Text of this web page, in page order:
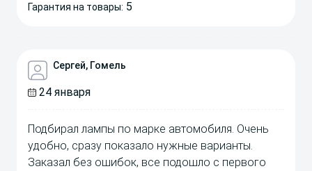
Гарантия на товары: 5
Сергей, Гомель
24 января
Подбирал лампы по марке автомобиля. Очень
удобно, сразу показало нужные варианты.
Заказал без ошибок, все подошло с первого